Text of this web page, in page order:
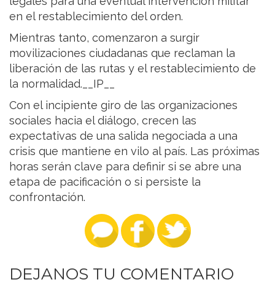
en el restablecimiento del orden.
Mientras tanto, comenzaron a surgir
movilizaciones ciudadanas que reclaman la
liberación de las rutas y el restablecimiento de
la normalidad.__IP__
Con el incipiente giro de las organizaciones
sociales hacia el diálogo, crecen las
expectativas de una salida negociada a una
crisis que mantiene en vilo al país. Las próximas
horas serán clave para definir si se abre una
etapa de pacificación o si persiste la
confrontación.
DEJANOS TU COMENTARIO